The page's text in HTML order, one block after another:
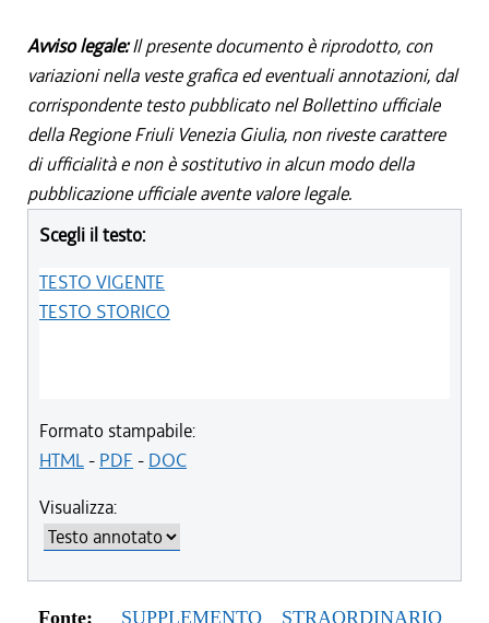
Avviso legale:Il presente documento è riprodotto, con
variazioni nella veste grafica ed eventuali annotazioni, dal
corrispondente testo pubblicato nel Bollettino ufficiale
della Regione Friuli Venezia Giulia, non riveste carattere
di ufficialità e non è sostitutivo in alcun modo della
pubblicazione ufficiale avente valore legale.
Scegli il testo:
TESTO VIGENTE
TESTO STORICO
Formato stampabile:
HTML- PDF - DOC
Visualizza:
Fonte: SUPPLEMENTO STRAORDINARIO